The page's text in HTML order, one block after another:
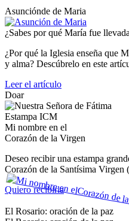
Asunciónde de Maria
¿Sabes por qué María fue
¿Por qué la Iglesia enseña que
y alma? Descúbrelo en este
Leer el artículo
Doar
Estampa ICM
Mi nombre en el
Corazón de la Virgen
Deseo recibir una estampa
Corazón de la Santísima Virgen
Quiero recibirla
El Rosario: oración de la paz